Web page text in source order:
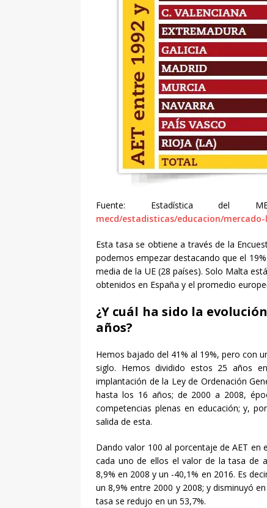
Fuente: Estadística del
mecd/estadisticas/educacion/
Esta tasa se obtiene a través de la
podemos empezar destacando que el
media de la UE (28 países). Solo Malta
obtenidos en España y el promedio
¿Y cuál ha sido la
años?
Hemos bajado del 41% al 19%, pero con
siglo. Hemos dividido estos 25 años
implantación de la Ley de Ordenación
hasta los 16 años; de 2000 a 2008,
competencias plenas en educación; y,
salida de esta.
Dando valor 100 al porcentaje de AET en
cada uno de ellos el valor de la tasa de
8,9% en 2008 y un -40,1% en 2016. Es
un 8,9% entre 2000 y 2008; y disminuyó
tasa se redujo en un 53,7%.